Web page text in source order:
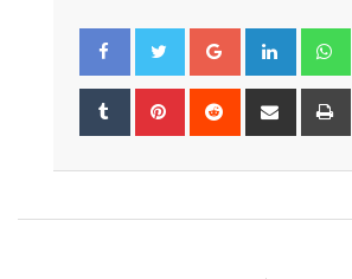
Google+ LinkedIn
Tumblr Pinterest Reddit
Share